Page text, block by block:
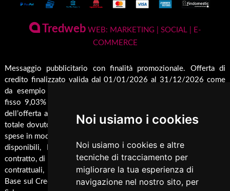
Noi usiamo i cookies
Noi usiamo i cookies e altre
tecniche di tracciamento per
migliorare la tua esperienza di
navigazione nel nostro sito, per
Servizio di Assistenza Post Vendita
Rendicondazione erogazioni pubbliche
Rivestimenti su misura
Pellet
Termocamini
Camini
Inserti
Caldaie
Barbecue
Cucina
Termocucina
Climatizzatori
Pannelli Solari/Bollitori/Puffer
Condizioni generali di vendita
Pagamenti Disponibili
Spedizione & Imballaggio
Cambio e Restituzione Merci
Tredweb WEB: MARKETING | SOCIAL | E-
COMMERCE
Messaggio pubblicitario con finalità promozionale. Offerta di
credito finalizzato valida dal 01/01/2026 al 31/12/2026 come
da esempio rappresentativo: Prezzo del bene € 1000,00 Tan
fisso 9,03% Taeg 9,42%, in 24 rate da € 45,7 costi accessori
dell’offerta azzerati. Importo totale del credito € 1000. Importo
totale dovuto dal Consumatore € 1096,8. Al fine di gestire le tue
spese in modo responsabile e di conoscere eventuali altre offerte
disponibili, Findomestic ti ricorda, prima di sottoscrivere il
contratto, di prendere visione di tutte le condizioni economiche e
contrattuali, facendo riferimento alle Informazioni Europee di
Base sul Credito ai Consumatori (IEBCC) presso il punto vendita.